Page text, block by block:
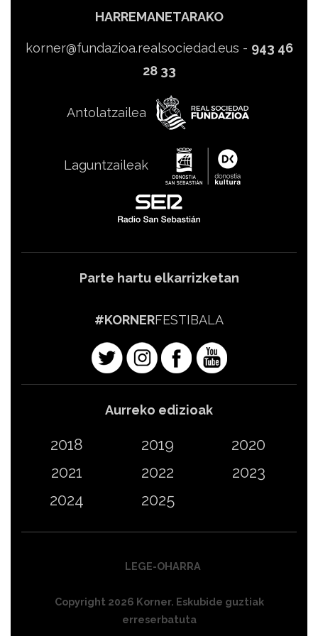
HARREMANETARAKO
korner@fundazioa.realsociedad.eus - 943 46
28 33
Antolatzailea
Laguntzaileak
Parte hartu elkarrizketan
#KORNERFESTIBALA
Aurreko edizioak
2018 2019
2020
2021
2022
2023
2024
2025
LEGE-OHARRA
Copyright 2026 Korner. Eskubide guztiak
erreserbatuta